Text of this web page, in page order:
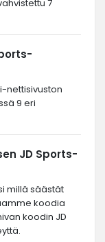
7
nettisivuston
9 eri
JD Sports-
millä säästät
koodia
koodin JD